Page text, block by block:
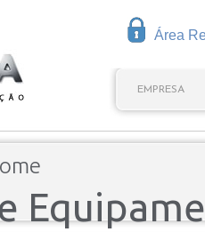
Área
EMPRESA